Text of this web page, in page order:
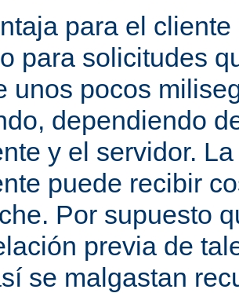
para el
para solicitudes
unos pocos
dependiendo
y el servidor.
puede recibir
Por supuesto
previa de
se malgastan